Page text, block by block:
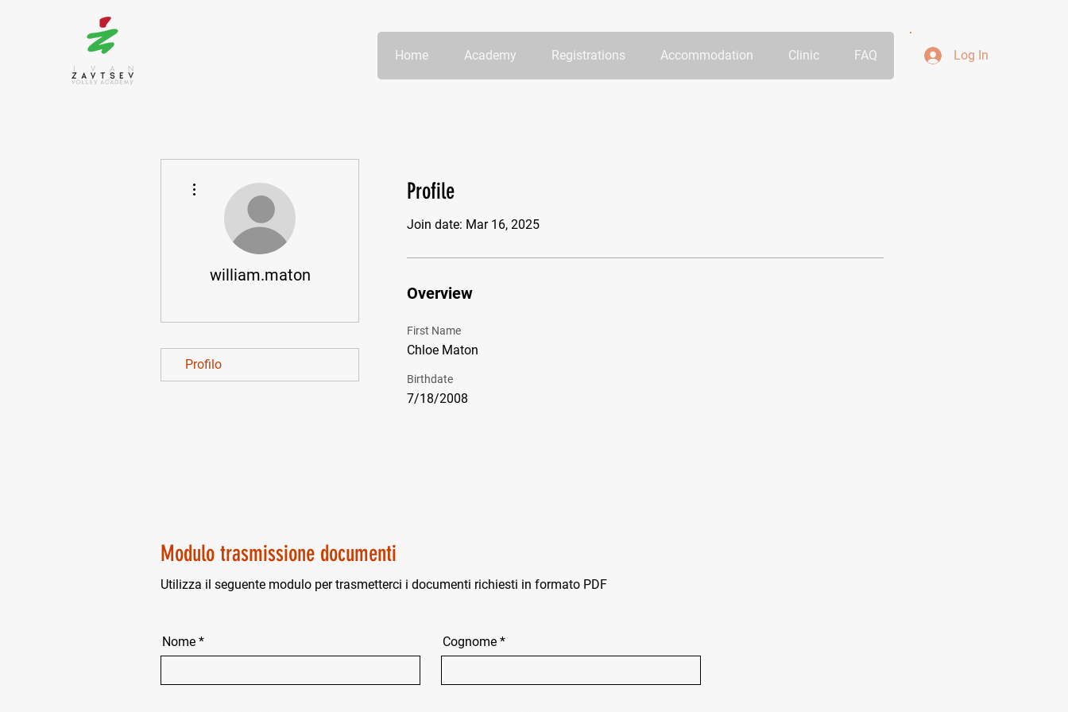
Home Academy Registrations Accommodation Clinic FAQ Log In
Profile
Join date: Mar 16, 2025
Overview
First Name
Chloe Maton
Birthdate
7/18/2008
Modulo trasmissione documenti
Utilizza il seguente modulo per trasmetterci i documenti richiesti in formato PDF
Nome Cognome
william.maton
Profilo